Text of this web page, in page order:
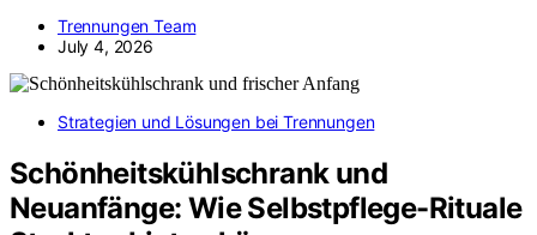
Trennungen Team
July 4, 2026
Strategien und Lösungen bei Trennungen
Schönheitskühlschrank und
Neuanfänge: Wie Selbstpflege-Rituale